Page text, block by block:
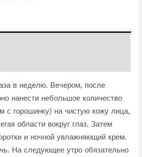
в неделю. Вечером, после
нанести небольшое количество
с горошинку) на чистую кожу лица,
области вокруг глаз. Затем
и ночной увлажняющий крем.
На следующее утро обязательно